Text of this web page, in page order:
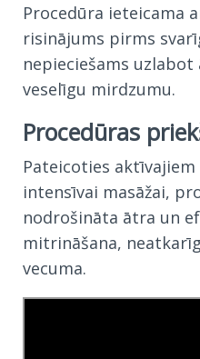
Procedūra ieteicama
risinājums pirms
nepieciešams
veselīgu mirdzumu.
Procedūras
Pateicoties
intensīvai masāžai,
nodrošināta ātra un
mitrināšana,
vecuma.